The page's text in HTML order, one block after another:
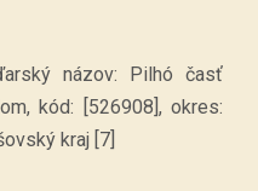
názov: Pilhó časť
kód: [526908], okres:
kraj [7]